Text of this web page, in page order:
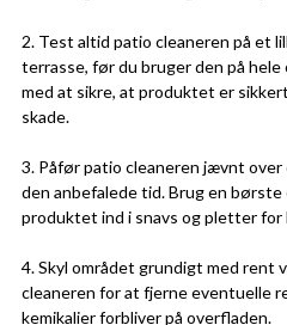
2. Test altid patio cleaneren på et
terrasse, før du bruger den på
med at sikre, at produktet er
skade.
3. Påfør patio cleaneren jævnt over
den anbefalede tid. Brug en
produktet ind i snavs og pletter
4. Skyl området grundigt med rent
cleaneren for at fjerne eventuelle
kemikalier forbliver på overfladen.